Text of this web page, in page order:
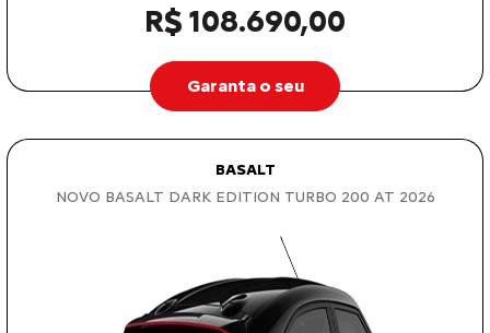
R$ 108.690,00
Garanta o seu
BASALT
NOVO BASALT DARK EDITION TURBO 200 AT 2026